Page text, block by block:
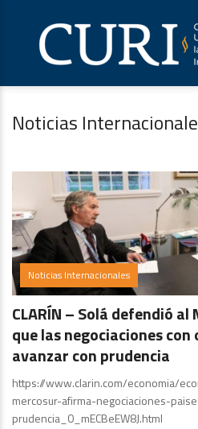
Noticias
Noticias Internacionales
CLARÍN – Solá defendió
que las negociaciones
avanzar con prudencia
https://www.clarin.com/economia/
mercosur-afirma-negociaciones-
prudencia_0_mECBeEW8J.html